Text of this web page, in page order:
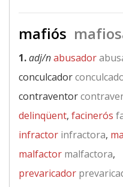
mafiós
1.adj/nabusador
conculcador
contraventor
delinqüent, facinerós
infractor infractora,
malfactor malfactora,
prevaricador